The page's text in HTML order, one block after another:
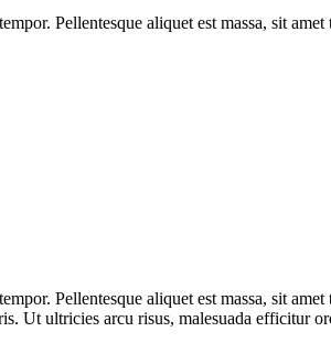
Pellentesque aliquet est massa, sit
Pellentesque aliquet est massa, sit
Ut ultricies arcu risus, malesuada efficitur